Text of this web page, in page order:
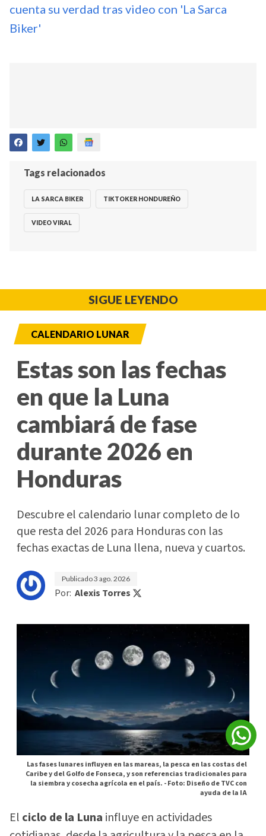
cuenta su verdad tras video con 'La Sarca
Biker'
Tags relacionados
LA SARCA BIKER TIKTOKER HONDUREÑO
VIDEO VIRAL
SIGUE LEYENDO
CALENDARIO LUNAR
Estas son las fechas
en que la Luna
cambiará de fase
durante 2026 en
Honduras
Descubre el calendario lunar completo de lo
que resta del 2026 para Honduras con las
fechas exactas de Luna llena, nueva y cuartos.
Publicado3 ago. 2026
Por: Alexis Torres
Las fases lunares influyen en las mareas, la pesca en las costas del
Caribe y del Golfo de Fonseca, y son referencias tradicionales para
la siembra y cosecha agrícola en el país. -Foto: Diseño de TVC con
ayuda de la IA
El ciclo de la Luna influye en actividades